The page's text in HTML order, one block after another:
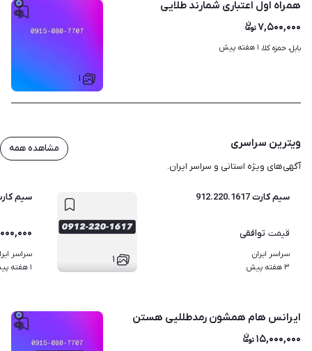
۱
همراه اول اعتباری شمارند طلایی
۷,۵۰۰,۰۰۰
بابل، حمزه کلا، ۱ هفته پیش
ویترین سراسری
آگهی‌های ویژه استانی و سراسر ایران.
مشاهده همه
۱
سیم کارت 912.220.1617
قیمت توافقی
سراسر ایران
۳ هفته پیش
سیم کارت کد
سراسر
۱ هفته پیش
ایرانس هام همشون رمدطللیی هستن
۱۵,۰۰۰,۰۰۰